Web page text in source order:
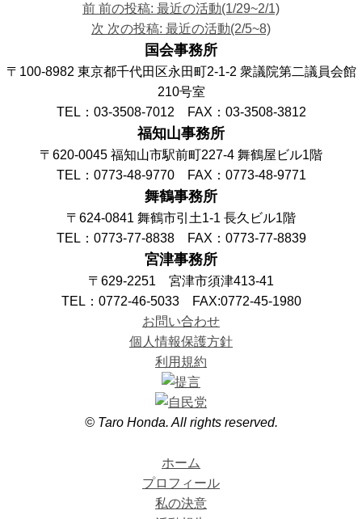
前 前の投稿: 最近の活動(1/29~2/1)
次 次の投稿: 最近の活動(2/5~8)
国会事務所
〒100-8982 東京都千代田区永田町2-1-2 衆議院第二議員会館
210号室
TEL：03-3508-7012 FAX：03-3508-3812
福知山事務所
〒620-0045 福知山市駅前町227-4 舞鶴屋ビル1階
TEL：0773-48-9770 FAX：0773-48-9771
舞鶴事務所
〒624-0841 舞鶴市引土1-1 長久ビル1階
TEL：0773-77-8838 FAX：0773-77-8839
宮津事務所
〒629-2251 宮津市須津413-41
TEL：0772-46-5033 FAX:0772-45-1980
お問い合わせ
個人情報保護方針
利用規約
© Taro Honda. All rights reserved.
ホーム
プロフィール
私の決意